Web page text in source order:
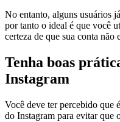
No entanto, alguns usuários
por tanto o ideal é que você
certeza de que sua conta não
Tenha boas
Instagram
Você deve ter percebido que
do Instagram para evitar que